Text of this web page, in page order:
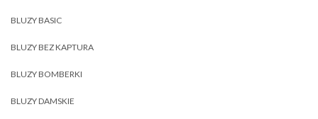
BLUZY BASIC
BLUZY BEZ KAPTURA
BLUZY BOMBERKI
BLUZY DAMSKIE